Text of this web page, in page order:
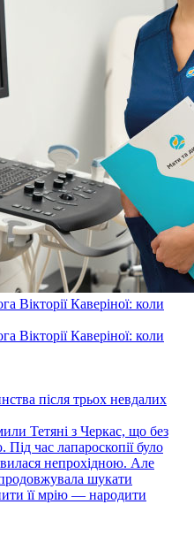
Вікторії Каверіної: коли
Вікторії Каверіної: коли
після трьох невдалих
Тетяні з Черкас, що без
час лапароскопії було
непрохідною. Але
шукати
її мрію — народити